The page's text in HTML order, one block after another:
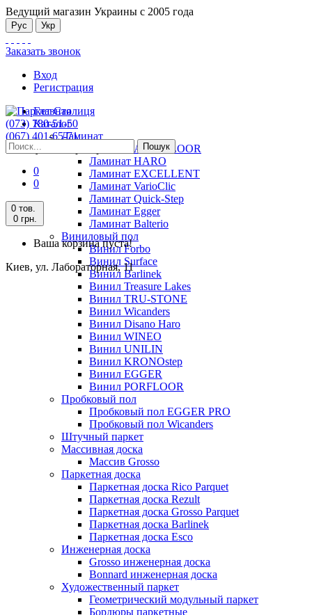
Ведущий магазин Украины с 2005 года
Рус Укр
Заказать звонок
Вход
Регистрация
(073) 780-51-50
(067) 401-65-71
Киев, ул. Лабораторная, 11
Пошук
0
0
0 тов.
0 грн.
Ваша корзина пуста!
Киев, ул. Лабораторная, 11
Главная
Каталог
Ламинат
Ламинат ALSAFLOOR
Ламинат HARO
Ламинат EXCELLENT
Ламинат VarioClic
Ламинат Quick-Step
Ламинат Egger
Ламинат Balterio
Виниловый пол
Винил Forbo
Винил Surface
Винил Barlinek
Винил Treasure Lakes
Винил TRU-STONE
Винил Wicanders
Винил Disano Haro
Винил WINEO
Винил UNILIN
Винил KRONOstep
Винил EGGER
Винил PORFLOOR
Пробковый пол
Пробковый пол EGGER PRO
Пробковый пол Wicanders
Штучный паркет
Массивная доска
Массив Grosso
Паркетная доска
Паркетная доска Rico Parquet
Паркетная доска Rezult
Паркетная доска Grosso Parquet
Паркетная доска Barlinek
Паркетная доска Esco
Инженерная доска
Grosso инженерная доска
Bonnard инженерная доска
Художественный паркет
Геометрический модульный паркет
Бордюры паркетные